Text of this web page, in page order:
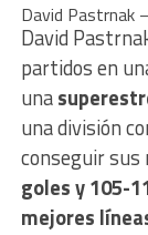
David Pastrnak
David
partidos en
una
una división
conseguir
goles y 105-
mejores